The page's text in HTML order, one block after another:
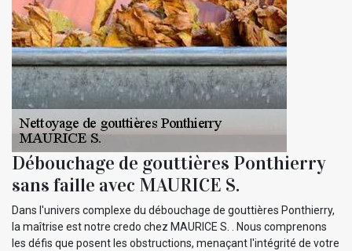
Débouchage de gouttières Ponthierry
sans faille avec MAURICE S.
Dans l'univers complexe du débouchage de gouttières Ponthierry,
la maîtrise est notre credo chez MAURICE S. . Nous comprenons
les défis que posent les obstructions, menaçant l'intégrité de votre